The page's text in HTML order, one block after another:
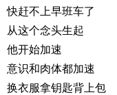
快赶不上早班车了
从这个念头生起
他开始加速
意识和肉体都加速
换衣服拿钥匙背上包